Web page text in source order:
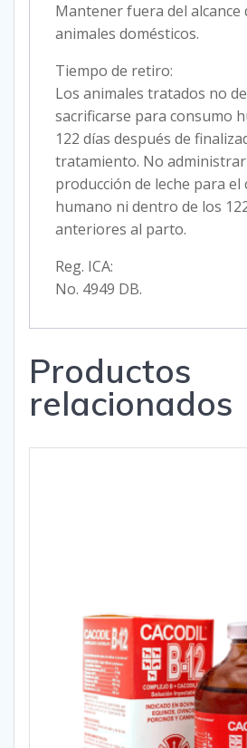
Mantener fuera del alcance
animales domésticos.
Tiempo de retiro:
Los animales tratados no
sacrificarse para consumo
122 días después de
tratamiento. No administrar
producción de leche para el
humano ni dentro de los
anteriores al parto.
Reg. ICA:
No. 4949 DB.
Productos
relacionados